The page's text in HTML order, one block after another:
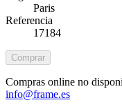
Paris
Referencia
17184
Comprar
Compras online no
info@frame.es